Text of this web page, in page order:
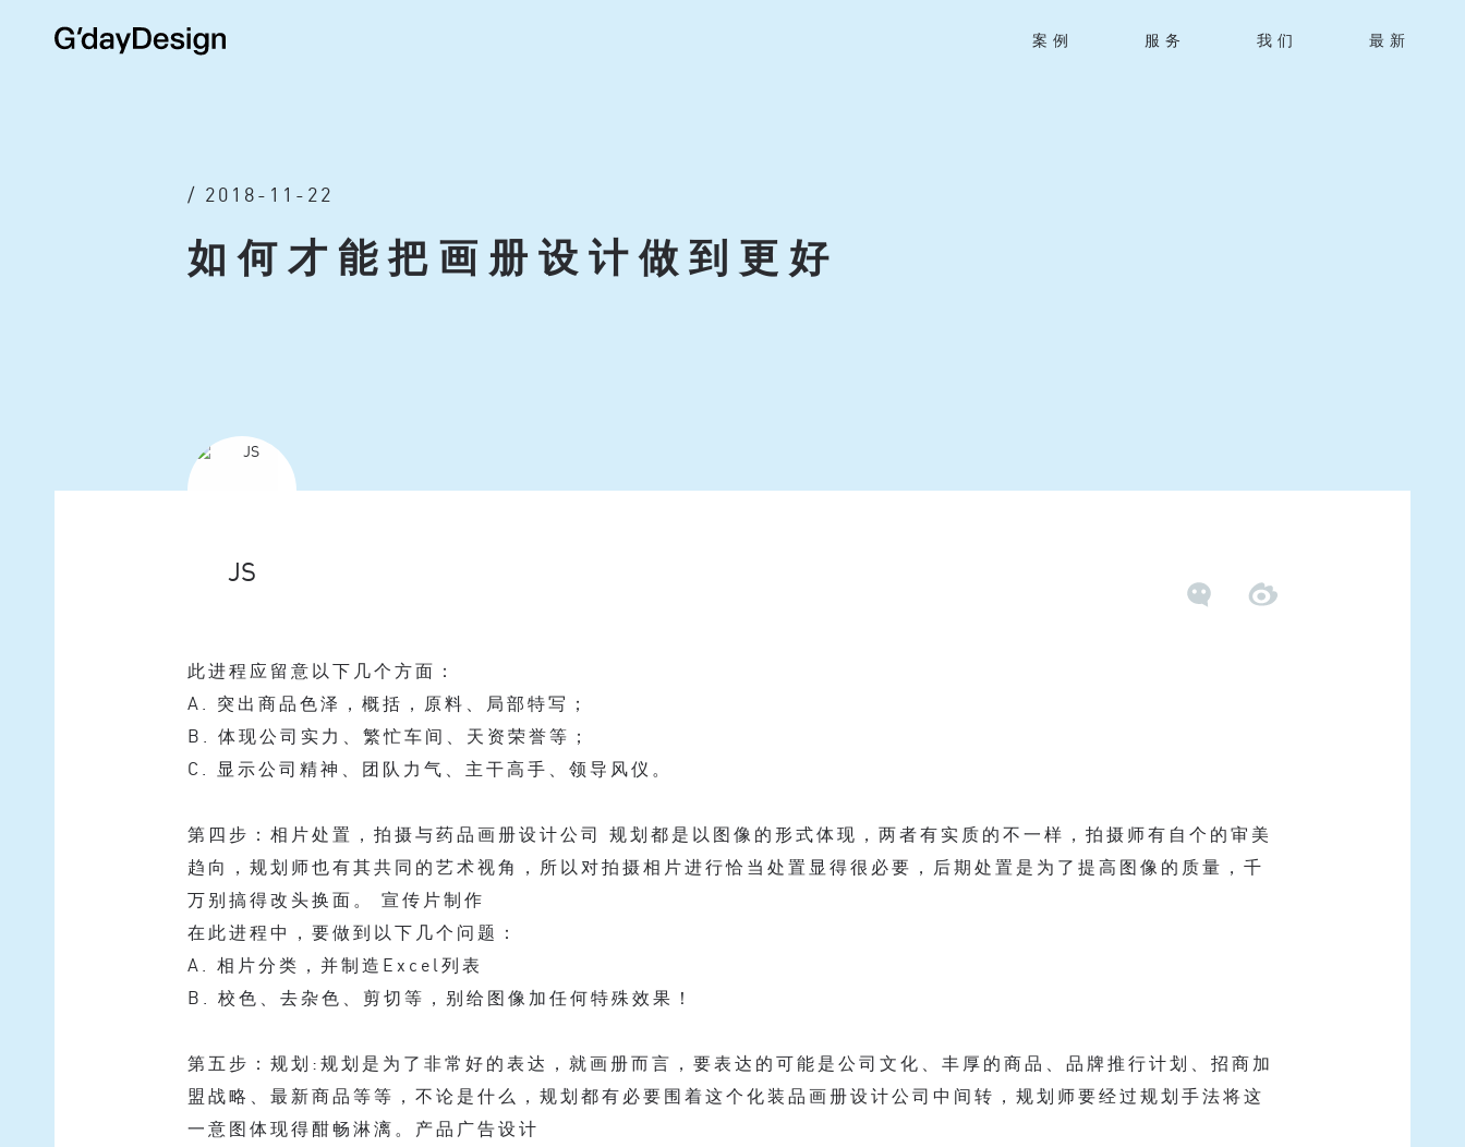
案例 服务 我们 最新
/ 2018-11-22
如何才能把画册设计做到更好
JS
此进程应留意以下几个方面：
A. 突出商品色泽，概括，原料、局部特写；
B. 体现公司实力、繁忙车间、天资荣誉等；
C. 显示公司精神、团队力气、主干高手、领导风仪。
第四步：相片处置，拍摄与药品画册设计公司 规划都是以图像的形式体现，两者有实质的不一样，拍摄师有自个的审美
趋向，规划师也有其共同的艺术视角，所以对拍摄相片进行恰当处置显得很必要，后期处置是为了提高图像的质量，千
万别搞得改头换面。 宣传片制作
在此进程中，要做到以下几个问题：
A. 相片分类，并制造Excel列表
B. 校色、去杂色、剪切等，别给图像加任何特殊效果！
第五步：规划:规划是为了非常好的表达，就画册而言，要表达的可能是公司文化、丰厚的商品、品牌推行计划、招商加
盟战略、最新商品等等，不论是什么，规划都有必要围着这个化装品画册设计公司中间转，规划师要经过规划手法将这
一意图体现得酣畅淋漓。产品广告设计